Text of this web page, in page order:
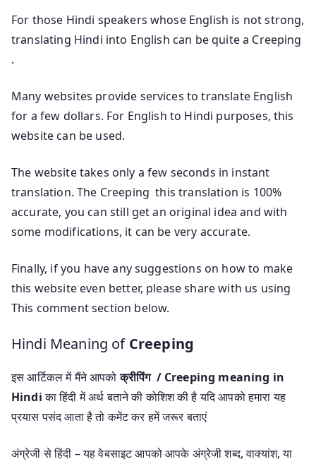
For those Hindi speakers whose English is not strong,
translating Hindi into English can be quite a Creeping
.
Many websites provide services to translate English
for a few dollars. For English to Hindi purposes, this
website can be used.
The website takes only a few seconds in instant
translation. The Creeping this translation is 100%
accurate, you can still get an original idea and with
some modifications, it can be very accurate.
Finally, if you have any suggestions on how to make
this website even better, please share with us using
This comment section below.
Hindi Meaning of Creeping
इस आर्टिकल में मैंने आपकोक्रीपिंग / Creeping meaning in
Hindiका हिंदी में अर्थ बताने की कोशिश की है यदि आपको हमारा यह
प्रयास पसंद आता है तो कमेंट कर हमें जरूर बताएं
अंग्रेजी से हिंदी – यह वेबसाइट आपको आपके अंग्रेजी शब्द, वाक्यांश, या